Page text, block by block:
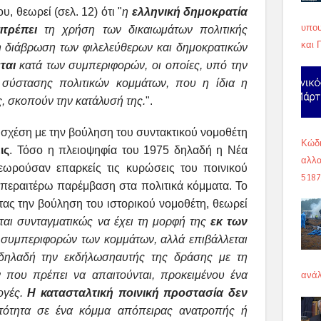
θεωρεί (σελ. 12) ότι "η ελληνική δημοκρατία
τη χρήση των δικαιωμάτων πολιτικής
των φιλελεύθερων και δημοκρατικών
κατά των συμπεριφορών, οι οποίες, υπό την
πολιτικών κομμάτων, που η ίδια η
σκοπούν την κατάλυσή της.".
με την βούληση του συντακτικού νομοθέτη
. Τόσο η πλειοψηφία του 1975 δηλαδή η Νέα
επαρκείς τις κυρώσεις του ποινικού
περαιτέρω παρέμβαση στα πολιτικά κόμματα. Το
την βούληση του ιστορικού νομοθέτη, θεωρεί
συνταγματικώς να έχει τη μορφή της εκτων
συμπεριφορών των κομμάτων,αλλά επιβάλλεται
την εκδήλωσηαυτής της δράσης με τη
που πρέπεινα απαιτούνται, προκειμένου ένα
Η κατασταλτική ποινική προστασία δεν
σε ένα κόμμα απόπειρας ανατροπής ή
και